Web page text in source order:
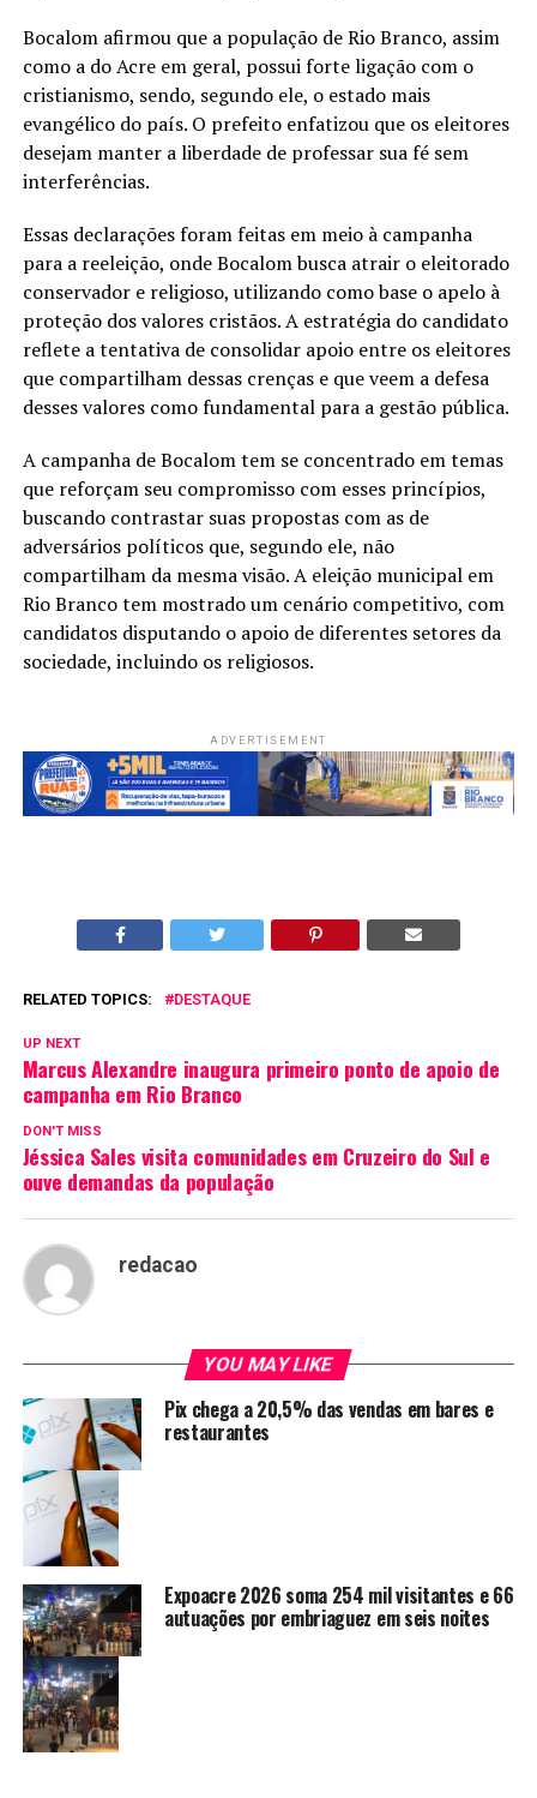
Bocalom afirmou que a população de Rio Branco, assim
como a do Acre em geral, possui forte ligação com o
cristianismo, sendo, segundo ele, o estado mais
evangélico do país. O prefeito enfatizou que os eleitores
desejam manter a liberdade de professar sua fé sem
interferências.
Essas declarações foram feitas em meio à campanha
para a reeleição, onde Bocalom busca atrair o eleitorado
conservador e religioso, utilizando como base o apelo à
proteção dos valores cristãos. A estratégia do candidato
reflete a tentativa de consolidar apoio entre os eleitores
que compartilham dessas crenças e que veem a defesa
desses valores como fundamental para a gestão pública.
A campanha de Bocalom tem se concentrado em temas
que reforçam seu compromisso com esses princípios,
buscando contrastar suas propostas com as de
adversários políticos que, segundo ele, não
compartilham da mesma visão. A eleição municipal em
Rio Branco tem mostrado um cenário competitivo, com
candidatos disputando o apoio de diferentes setores da
sociedade, incluindo os religiosos.
ADVERTISEMENT
RELATED TOPICS: DESTAQUE
UP NEXT
Marcus Alexandre inaugura primeiro ponto de apoio de
campanha em Rio Branco
DON'T MISS
Jéssica Sales visita comunidades em Cruzeiro do Sul e
ouve demandas da população
redacao
YOU MAY LIKE
Pix chega a 20,5% das vendas em bares e
restaurantes
Expoacre 2026 soma 254 mil visitantes e 66
autuações por embriaguez em seis noites